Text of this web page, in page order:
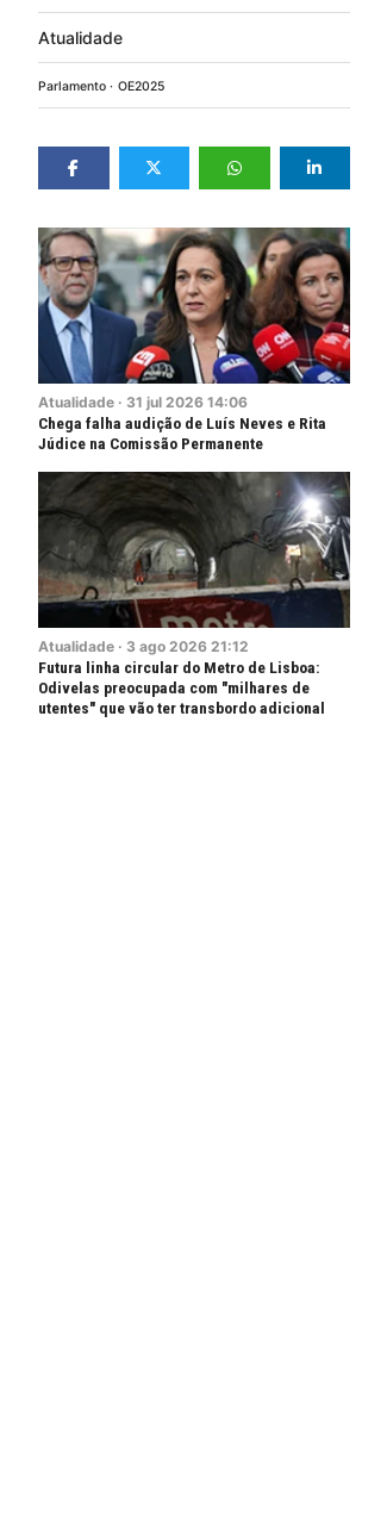
Atualidade
Parlamento OE2025
Atualidade · 31 jul 2026 14:06
Chega falha audição de Luís Neves e Rita
Júdice na Comissão Permanente
Atualidade · 3 ago 2026 21:12
Futura linha circular do Metro de Lisboa:
Odivelas preocupada com "milhares de
utentes" que vão ter transbordo adicional